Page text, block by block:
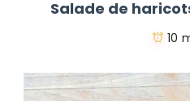
Salade de
10